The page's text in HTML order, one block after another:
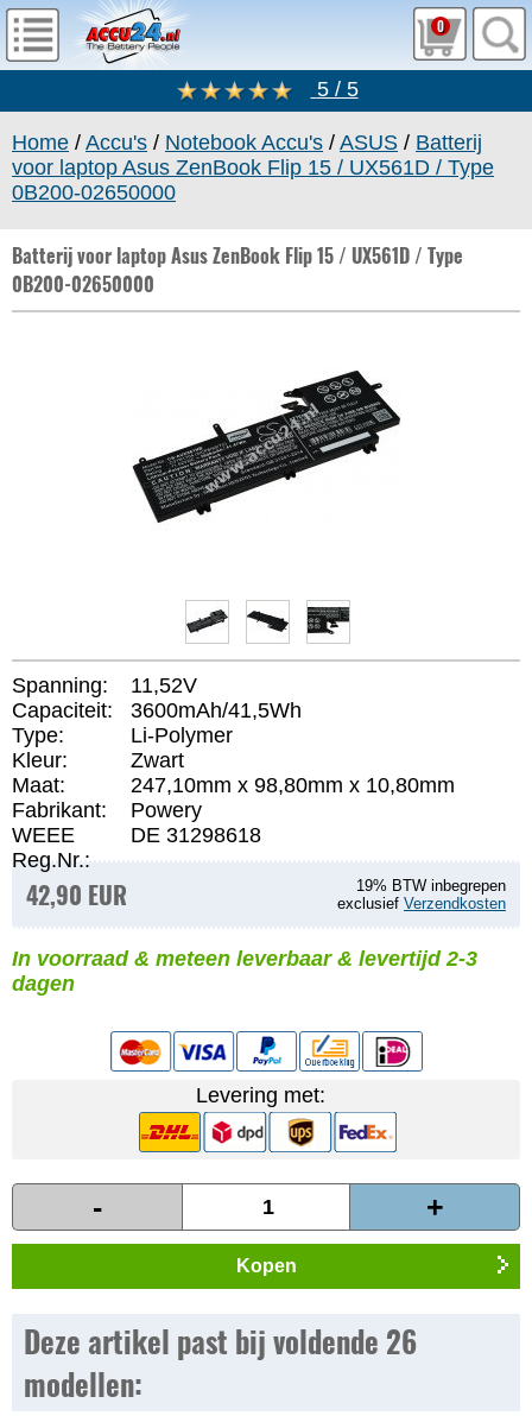
0
5 / 5
Home / Accu's / Notebook Accu's / ASUS / Batterij
voor laptop Asus ZenBook Flip 15 / UX561D / Type
0B200-02650000
Batterij voor laptop Asus ZenBook Flip 15 / UX561D / Type
0B200-02650000
Spanning:
11,52V
Capaciteit:
3600mAh/41,5Wh
Type:
Li-Polymer
Kleur:
Zwart
Maat:
247,10mm x 98,80mm x 10,80mm
Fabrikant:
Powery
WEEE
Reg.Nr.:
DE 31298618
42,90 EUR
19% BTW inbegrepen
exclusief Verzendkosten
In voorraad & meteen leverbaar & levertijd 2-3
dagen
Levering met:
- +
Kopen
Deze artikel past bij voldende 26
modellen: